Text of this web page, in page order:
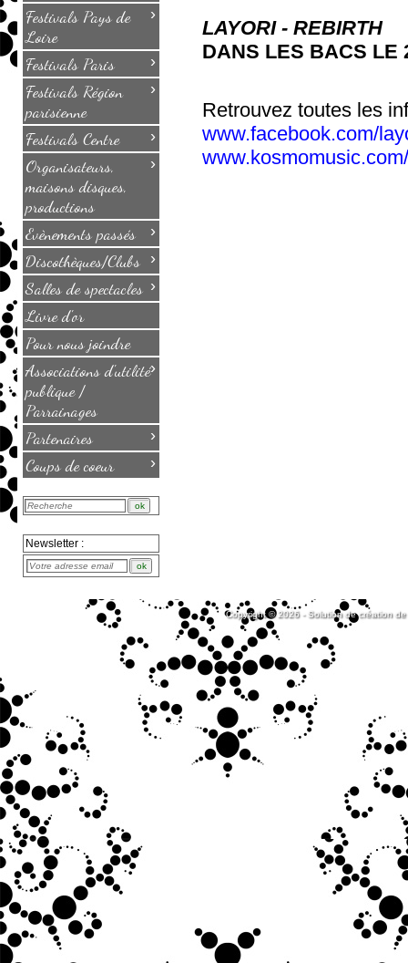
Festivals Pays de
Loire
›
Festivals Paris ›
Festivals Région
parisienne
›
Festivals Centre ›
Organisateurs,
maisons disques,
productions
›
Evènements passés ›
Discothèques/Clubs ›
Salles de spectacles ›
Livre d'or
Pour nous joindre
Associations d'utilité
publique /
Parrainages
›
Partenaires ›
Coups de coeur ›
Newsletter :
LAYORI - REBIRTH
DANS LES BACS LE
Retrouvez toutes les
www.facebook.com/
Copyright © 2026 - Solution de création